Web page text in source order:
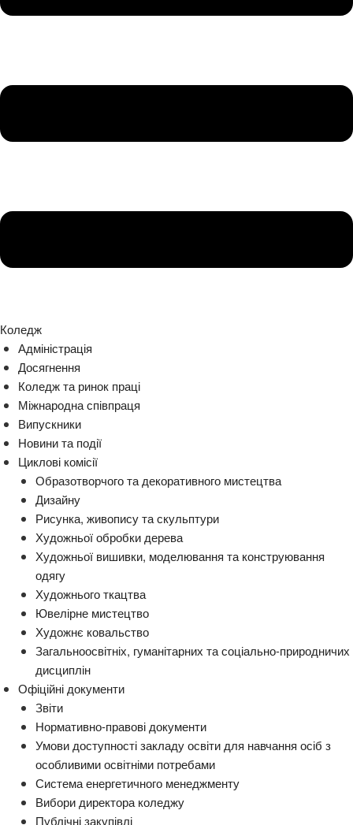
Коледж
Адміністрація
Досягнення
Коледж та ринок праці
Міжнародна співпраця
Випускники
Новини та події
Циклові комісії
Образотворчого та декоративного мистецтва
Дизайну
Рисунка, живопису та скульптури
Художньої обробки дерева
Художньої вишивки, моделювання та конструювання
одягу
Художнього ткацтва
Ювелірне мистецтво
Художнє ковальство
Загальноосвітніх, гуманітарних та соціально-природничих
дисциплін
Офіційні документи
Звіти
Нормативно-правові документи
Умови доступності закладу освіти для навчання осіб з
особливими освітніми потребами
Система енергетичного менеджменту
Вибори директора коледжу
Публічні закупівлі